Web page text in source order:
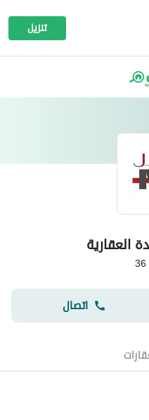
تنزيل
العقارية
36
اتصال